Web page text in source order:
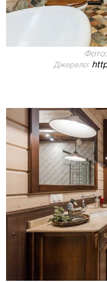
Джерело: